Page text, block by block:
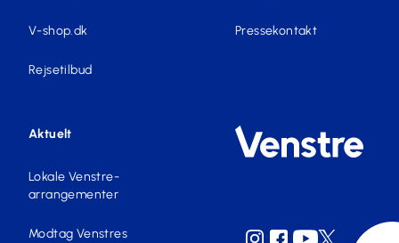
V-shop.dk
Rejsetilbud
Pressekontakt
Aktuelt
Lokale Venstre-
arrangementer
Modtag Venstres